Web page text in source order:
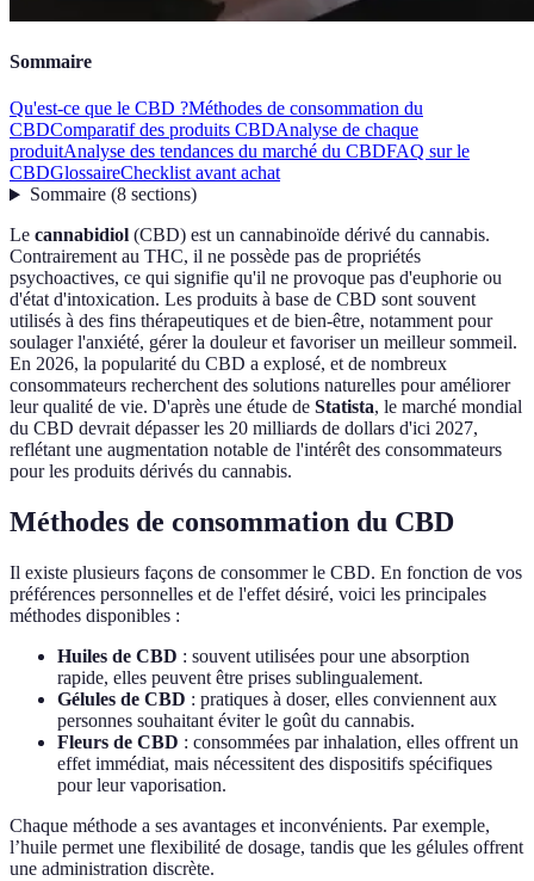
Sommaire
Qu'est-ce que le CBD ?Méthodes de consommation du
CBDComparatif des produits CBDAnalyse de chaque
produitAnalyse des tendances du marché du CBDFAQ sur le
CBDGlossaireChecklist avant achat
Sommaire(8 sections)
Le cannabidiol (CBD) est un cannabinoïde dérivé du cannabis.
Contrairement au THC, il ne possède pas de propriétés
psychoactives, ce qui signifie qu'il ne provoque pas d'euphorie ou
d'état d'intoxication. Les produits à base de CBD sont souvent
utilisés à des fins thérapeutiques et de bien-être, notamment pour
soulager l'anxiété, gérer la douleur et favoriser un meilleur sommeil.
En 2026, la popularité du CBD a explosé, et de nombreux
consommateurs recherchent des solutions naturelles pour améliorer
leur qualité de vie. D'après une étude de Statista, le marché mondial
du CBD devrait dépasser les 20 milliards de dollars d'ici 2027,
reflétant une augmentation notable de l'intérêt des consommateurs
pour les produits dérivés du cannabis.
Méthodes de consommation du CBD
Il existe plusieurs façons de consommer le CBD. En fonction de vos
préférences personnelles et de l'effet désiré, voici les principales
méthodes disponibles :
Huiles de CBD : souvent utilisées pour une absorption
rapide, elles peuvent être prises sublingualement.
Gélules de CBD : pratiques à doser, elles conviennent aux
personnes souhaitant éviter le goût du cannabis.
Fleurs de CBD : consommées par inhalation, elles offrent un
effet immédiat, mais nécessitent des dispositifs spécifiques
pour leur vaporisation.
Chaque méthode a ses avantages et inconvénients. Par exemple,
l’huile permet une flexibilité de dosage, tandis que les gélules offrent
une administration discrète.